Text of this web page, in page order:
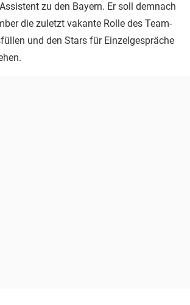
zu den Bayern. Er soll demnach
die zuletzt vakante Rolle des Team-
und den Stars für Einzelgespräche